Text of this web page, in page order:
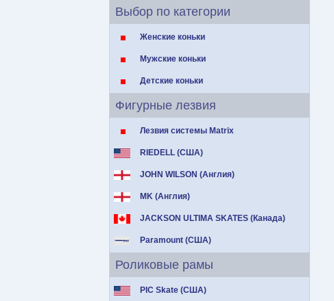
Выбор по категории
Женские коньки
Мужские коньки
Детские коньки
Фигурные лезвия
Лезвия системы Matrix
RIEDELL (США)
JOHN WILSON (Англия)
MK (Англия)
JACKSON ULTIMA SKATES (Канада)
Paramount (США)
Роликовые рамы
PIC Skate (США)